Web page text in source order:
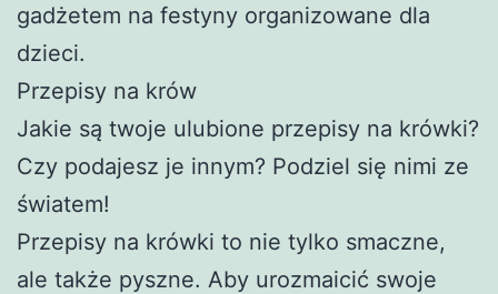
gadżetem na festyny organizowane dla
dzieci.
Przepisy na krów
Jakie są twoje ulubione przepisy na krówki?
Czy podajesz je innym? Podziel się nimi ze
światem!
Przepisy na krówki to nie tylko smaczne,
ale także pyszne. Aby urozmaicić swoje